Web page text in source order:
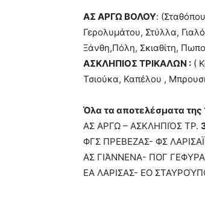
ΑΣ ΑΡΓΩ ΒΟΛΟΥ:
Γερολυμάτου, Στύλλα,
Ξάνθη,Πόλη, Σκιαθίτη,
ΑΣΚΛΗΠΙΟΣ ΤΡΙΚΑΛΩΝ : (
Τσιούκα, Καπέλου ,
Όλα τα αποτελέσματα της
ΑΣ ΑΡΓΩ – ΑΣΚΛΗΠΙΌΣ ΤΡ.
ΦΓΣ ΠΡΕΒΕΖΑΣ- ΦΣ
ΑΣ ΓΙΆΝΝΕΝΑ- ΠΟΓ
ΕΑ ΛΑΡΙΣΑΣ- ΕΟ